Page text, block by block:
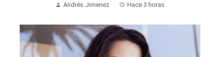
Andrés Jimenez Hace 3 horas